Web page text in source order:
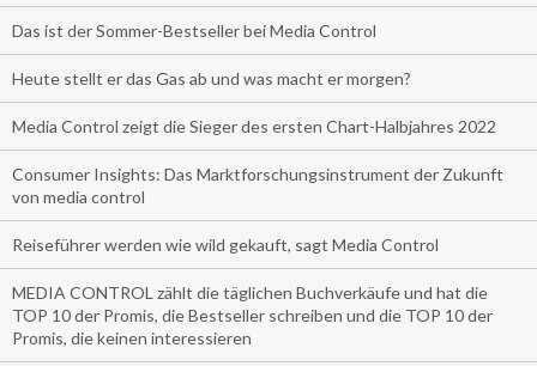
Das ist der Sommer-Bestseller bei Media Control
Heute stellt er das Gas ab und was macht er morgen?
Media Control zeigt die Sieger des ersten Chart-Halbjahres 2022
Consumer Insights: Das Marktforschungsinstrument der Zukunft
von media control
Reiseführer werden wie wild gekauft, sagt Media Control
MEDIA CONTROL zählt die täglichen Buchverkäufe und hat die
TOP 10 der Promis, die Bestseller schreiben und die TOP 10 der
Promis, die keinen interessieren